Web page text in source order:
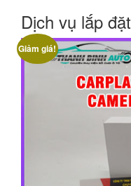
Dịch vụ lắp đặt
Giảm giá!